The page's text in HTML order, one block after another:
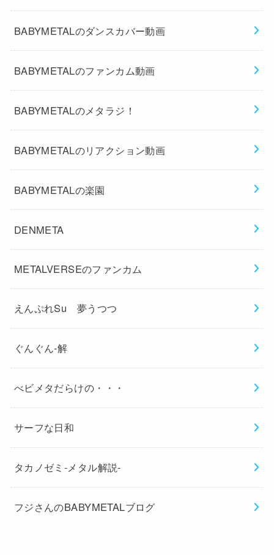
BABYMETALのダンスカバー動画
BABYMETALのファンカム動画
BABYMETALのメタラジ！
BABYMETALのリアクション動画
BABYMETALの楽園
DENMETA
METALVERSEのファンカム
えんぷれSu 夢うつつ
ぐんぐん-解
べビメタだらけの・・・
サーフな日和
タカノゼミ-メタル解説-
フジさんのBABYMETALブログ